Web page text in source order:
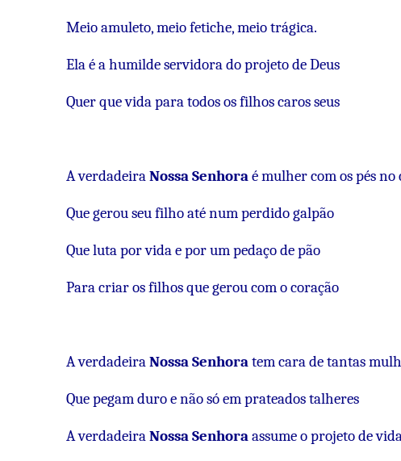
Meio amuleto, meio fetiche, meio trágica.
Ela é a humilde servidora do projeto de Deus
Quer que vida para todos os filhos caros seus
A verdadeiraNossa Senhoraé mulher com os pés no
Que gerou seu filho até num perdido galpão
Que luta por vida e por um pedaço de pão
Para criar os filhos que gerou com o coração
A verdadeiraNossa Senhoratem cara de tantas
Que pegam duro e não só em prateados talheres
A verdadeiraNossa Senhoraassume o projeto de